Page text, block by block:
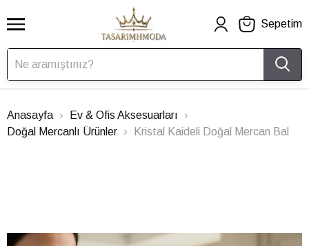
Sepetim
Anasayfa
Ev & Ofis Aksesuarları
Doğal Mercanlı Ürünler
Kristal Kaideli Doğal Mercan Bal